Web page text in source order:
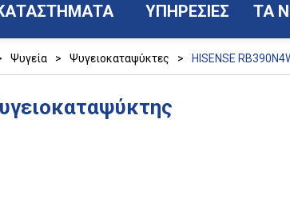
ΥΠΗΡΕΣΙΕΣ ΤΑ
Ψυγεία > Ψυγειοκαταψύκτες > HISENSE